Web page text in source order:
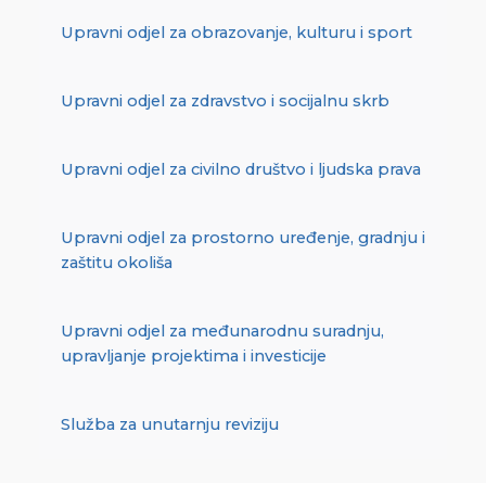
Upravni odjel za obrazovanje, kulturu i sport
Upravni odjel za zdravstvo i socijalnu skrb
Upravni odjel za civilno društvo i ljudska prava
Upravni odjel za prostorno uređenje, gradnju i
zaštitu okoliša
Upravni odjel za međunarodnu suradnju,
upravljanje projektima i investicije
Služba za unutarnju reviziju